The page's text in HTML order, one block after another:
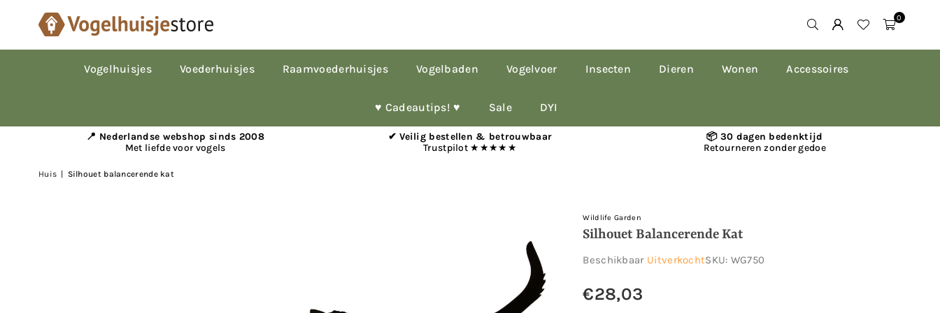
0
Vogelhuisjes Voederhuisjes Raamvoederhuisjes Vogelbaden Vogelvoer Insecten Dieren Wonen Accessoires
♥︎ Cadeautips! ♥︎ Sale DYI
📍 Nederlandse webshop sinds 2008
Met liefde voor vogels
✔ Veilig bestellen & betrouwbaar
Trustpilot ★★★★★
📦 30 dagen bedenktijd
Retourneren zonder gedoe
Huis Silhouet balancerende kat
Wildlife Garden
Silhouet Balancerende Kat
Beschikbaar UitverkochtSKU: WG750
Normale
€28,03